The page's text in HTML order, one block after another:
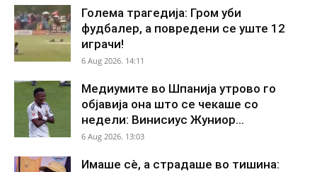
Голема трагедија: Гром уби
фудбалер, а повредени се уште 12
играчи!
6 Aug 2026. 14:11
Медиумите во Шпанија утрово го
објавија она што се чекаше со
недели: Винисиус Жуниор...
6 Aug 2026. 13:03
Имаше сè, а страдаше во тишина: